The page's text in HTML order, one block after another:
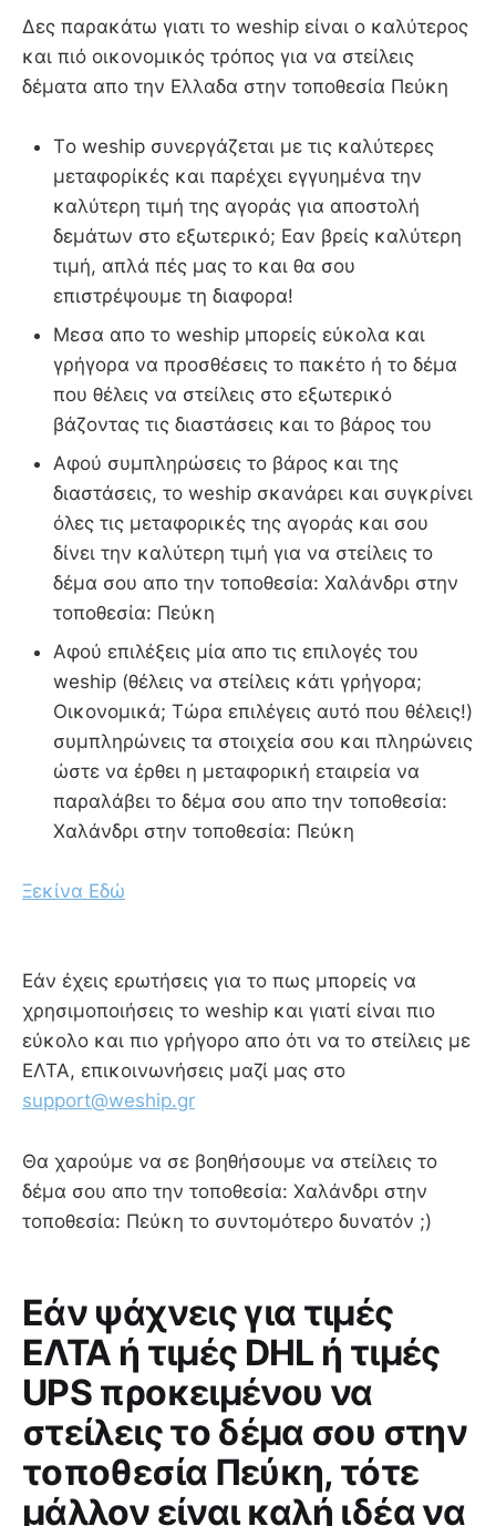
Δες παρακάτω γιατι το weship είναι ο καλύτερος
και πιό οικονομικός τρόπος για να στείλεις
δέματα απο την Ελλαδα στην τοποθεσία Πεύκη
Τo weship συνεργάζεται με τις καλύτερες
μεταφορίκές και παρέχει εγγυημένα την
καλύτερη τιμή της αγοράς για αποστολή
δεμάτων στο εξωτερικό; Εαν βρείς καλύτερη
τιμή, απλά πές μας το και θα σου
επιστρέψουμε τη διαφορα!
Μεσα απο το weship μπορείς εύκολα και
γρήγορα να προσθέσεις το πακέτο ή το δέμα
που θέλεις να στείλεις στο εξωτερικό
βάζοντας τις διαστάσεις και το βάρος του
Αφού συμπληρώσεις το βάρος και της
διαστάσεις, το weship σκανάρει και συγκρίνει
όλες τις μεταφορικές της αγοράς και σου
δίνει την καλύτερη τιμή για να στείλεις το
δέμα σου απο την τοποθεσία: Χαλάνδρι στην
τοποθεσία: Πεύκη
Αφού επιλέξεις μία απο τις επιλογές του
weship (θέλεις να στείλεις κάτι γρήγορα;
Οικονομικά; Τώρα επιλέγεις αυτό που θέλεις!)
συμπληρώνεις τα στοιχεία σου και πληρώνεις
ώστε να έρθει η μεταφορική εταιρεία να
παραλάβει το δέμα σου απο την τοποθεσία:
Χαλάνδρι στην τοποθεσία: Πεύκη
Ξεκίνα Εδώ
Εάν έχεις ερωτήσεις για το πως μπορείς να
χρησιμοποιήσεις το weship και γιατί είναι πιο
εύκολο και πιο γρήγορο απο ότι να το στείλεις με
ΕΛΤΑ, επικοινωνήσεις μαζί μας στο
support@weship.gr
Θα χαρούμε να σε βοηθήσουμε να στείλεις το
δέμα σου απο την τοποθεσία: Χαλάνδρι στην
τοποθεσία: Πεύκη το συντομότερο δυνατόν ;)
Εάν ψάχνεις για τιμές
ΕΛΤΑ ή τιμές DHL ή τιμές
UPS προκειμένου να
στείλεις το δέμα σου στην
τοποθεσία Πεύκη, τότε
μάλλον είναι καλή ιδέα να